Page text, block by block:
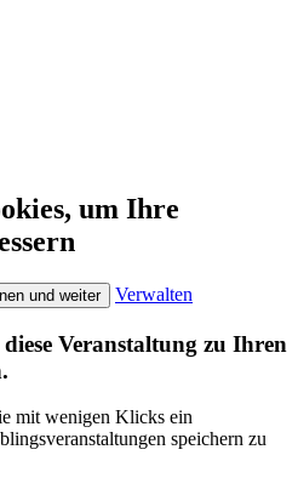
um Ihre
und weiter Verwalten
Veranstaltung zu Ihren
mit wenigen Klicks ein
speichern zu